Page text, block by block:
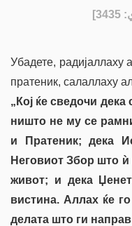
Убадете, радијаллаху
пратеник, салаллаху
„Кој ќе сведочи
ништо не му се
и Пратеник; дека
Неговиот Збор што
живот; и дека
вистина. Аллах ќе
делата што ги